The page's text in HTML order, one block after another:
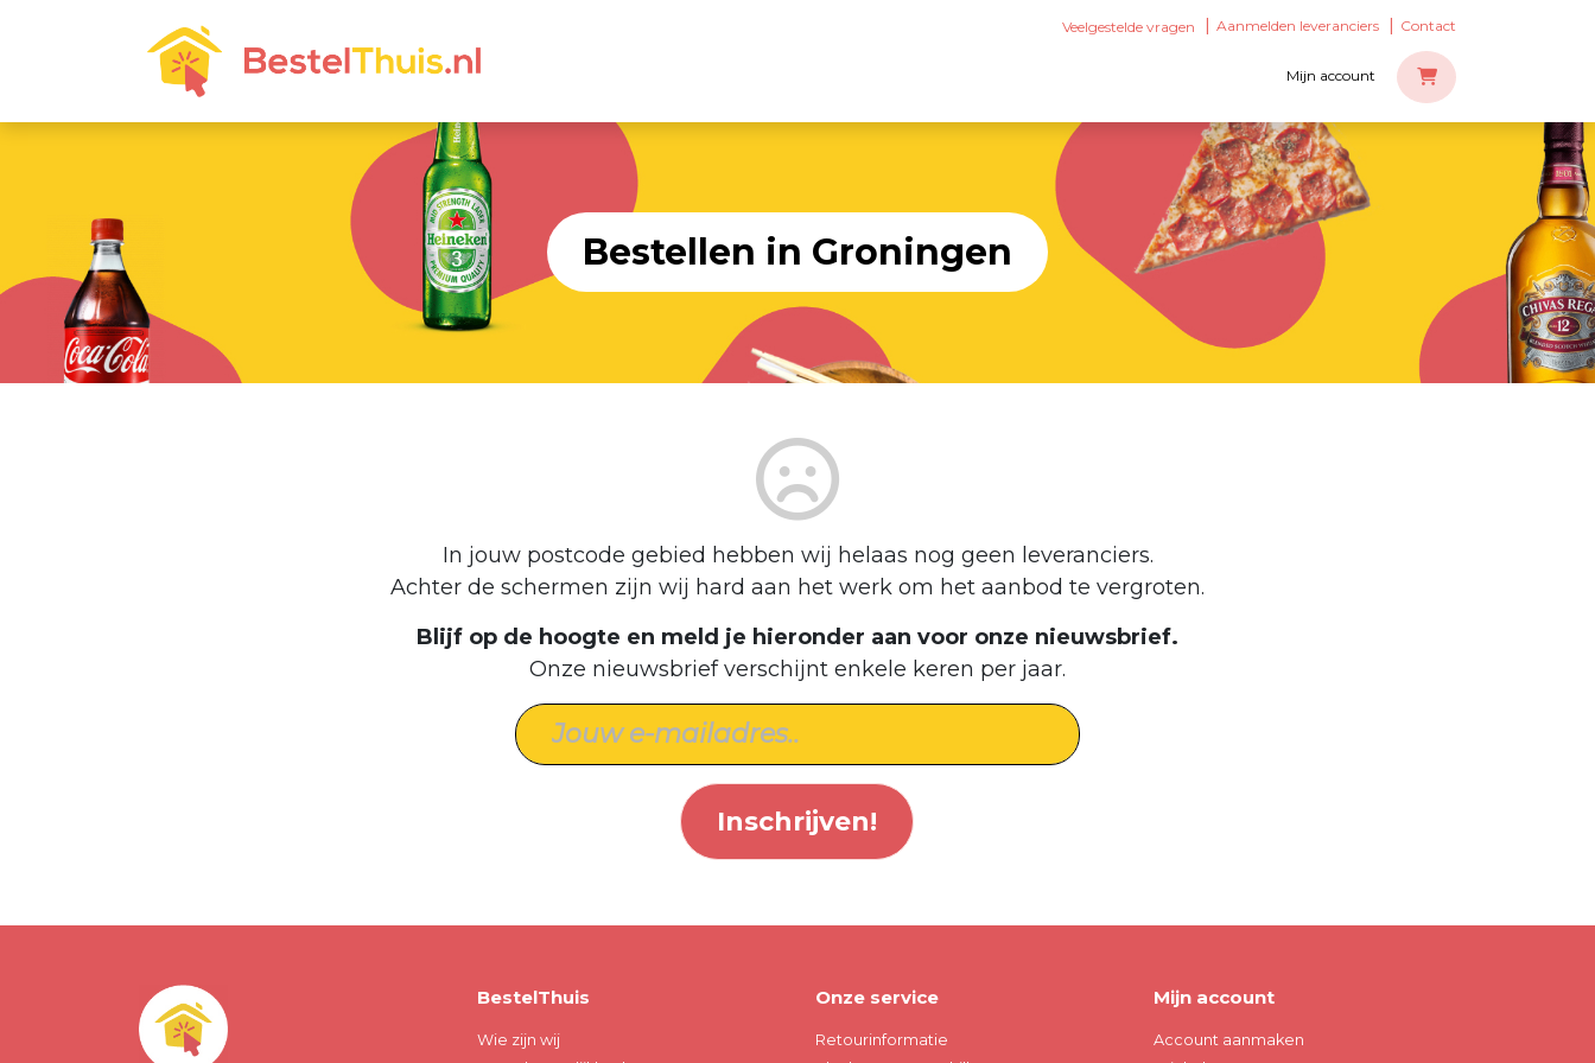
Veelgestelde vragen Aanmelden leveranciers Contact
Mijn account
Bestellen in Groningen
In jouw postcode gebied hebben wij helaas nog geen leveranciers.
Achter de schermen zijn wij hard aan het werk om het aanbod te vergroten.
Blijf op de hoogte en meld je hieronder aan voor onze nieuwsbrief.
Onze nieuwsbrief verschijnt enkele keren per jaar.
Inschrijven!
BestelThuis
Wie zijn wij
Onze service
Retourinformatie
Mijn account
Account aanmaken